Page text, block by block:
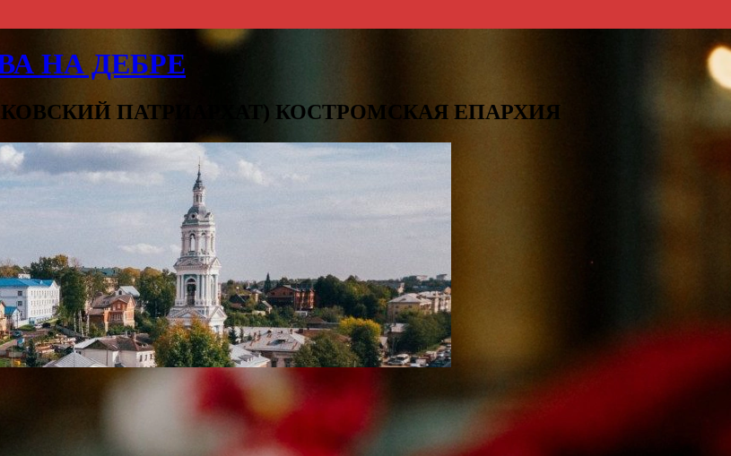
НА ДЕБРЕ
ПАТРИАРХАТ) КОСТРОМСКАЯ ЕПАРХИЯ